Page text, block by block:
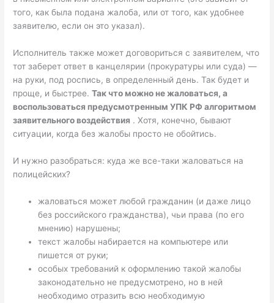
того, как была подана жалоба, или от того, как удобнее
заявителю, если он это указал).
Исполнитель также может договориться с заявителем, что
тот заберет ответ в канцелярии (прокуратуры или суда) —
на руки, под роспись, в определенный день. Так будет и
проще, и быстрее.Так что можно не жаловаться, а
воспользоваться предусмотренным УПК РФ алгоритмом
заявительного воздействия . Хотя, конечно, бывают
ситуации, когда без жалобы просто не обойтись.
И нужно разобраться: куда же все-таки жаловаться на
полицейских?
жаловаться может любой гражданин (и даже лицо
без российского гражданства), чьи права (по его
мнению) нарушены;
текст жалобы набирается на компьютере или
пишется от руки;
особых требований к оформлению такой жалобы
законодательно не предусмотрено, но в ней
необходимо отразить всю необходимую